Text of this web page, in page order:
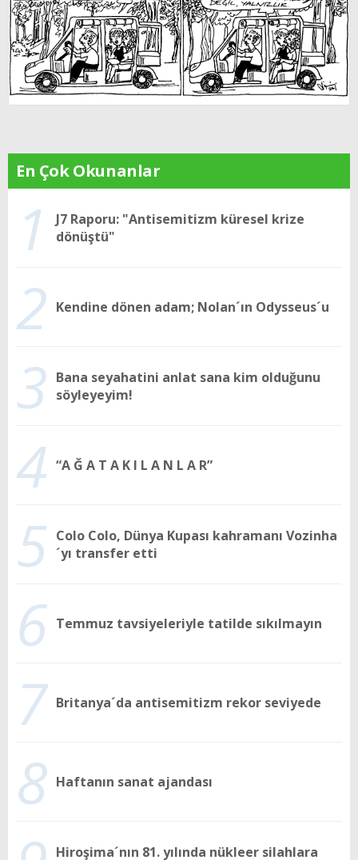
En Çok Okunanlar
1
J7 Raporu: "Antisemitizm küresel krize
dönüştü"
2 Kendine dönen adam; Nolan´ın Odysseus´u
3 Bana seyahatini anlat sana kim olduğunu
söyleyeyim!
4 “A Ğ A T A K I L A N L A R”
5 Colo Colo, Dünya Kupası kahramanı Vozinha
´yı transfer etti
6 Temmuz tavsiyeleriyle tatilde sıkılmayın
7 Britanya´da antisemitizm rekor seviyede
8 Haftanın sanat ajandası
Hiroşima´nın 81. yılında nükleer silahlara